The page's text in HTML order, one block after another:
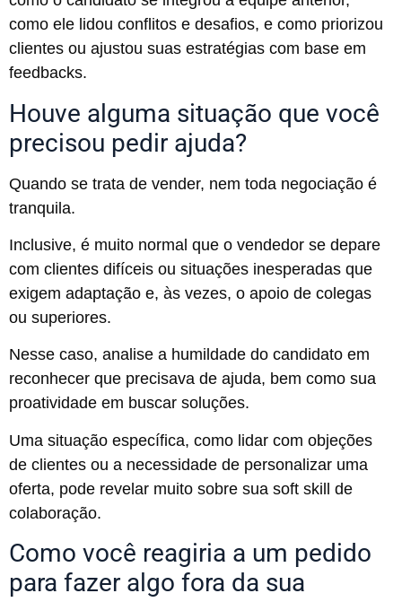
como ele lidou conflitos e desafios, e como priorizou
clientes ou ajustou suas estratégias com base em
feedbacks.
Houve alguma situação que você
precisou pedir ajuda?
Quando se trata de vender, nem toda negociação é
tranquila.
Inclusive, é muito normal que o vendedor se depare
com clientes difíceis ou situações inesperadas que
exigem adaptação e, às vezes, o apoio de colegas
ou superiores.
Nesse caso, analise a humildade do candidato em
reconhecer que precisava de ajuda, bem como sua
proatividade em buscar soluções.
Uma situação específica, como lidar com objeções
de clientes ou a necessidade de personalizar uma
oferta, pode revelar muito sobre sua soft skill de
colaboração.
Como você reagiria a um pedido
para fazer algo fora da sua